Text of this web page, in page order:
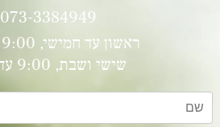
073-3384949
שישי ושבת, 9:00 עד 18:00